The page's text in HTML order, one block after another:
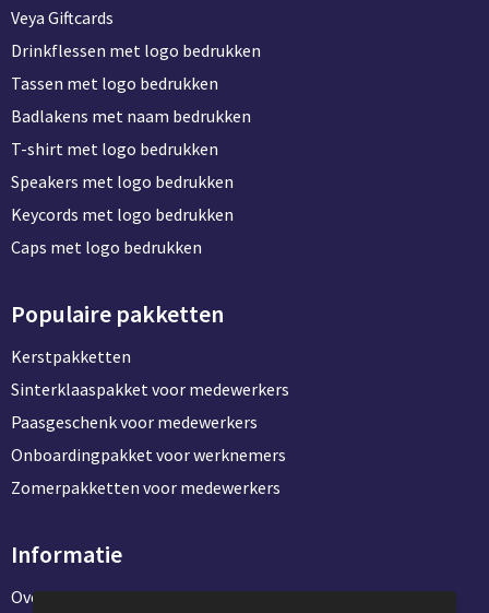
Veya Giftcards
Drinkflessen met logo bedrukken
Tassen met logo bedrukken
Badlakens met naam bedrukken
T-shirt met logo bedrukken
Speakers met logo bedrukken
Keycords met logo bedrukken
Caps met logo bedrukken
Populaire pakketten
Kerstpakketten
Sinterklaaspakket voor medewerkers
Paasgeschenk voor medewerkers
Onboardingpakket voor werknemers
Zomerpakketten voor medewerkers
Informatie
Over ons